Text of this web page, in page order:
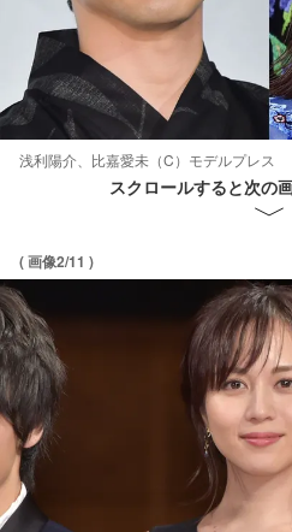
浅利陽介、比嘉愛未（C）モデルプレス
スクロールすると次の
( 画像2/11 )